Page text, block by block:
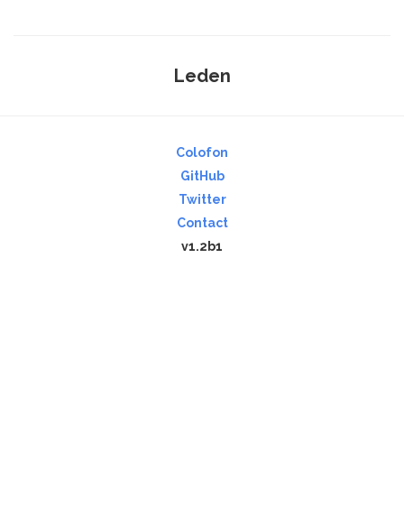
Leden
Colofon
GitHub
Twitter
Contact
v1.2b1